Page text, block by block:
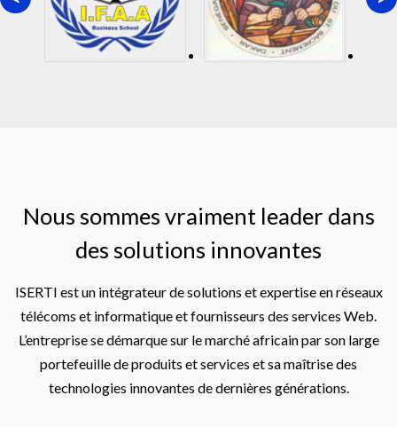
Nous sommes vraiment leader dans
des solutions innovantes
ISERTI est un intégrateur de solutions et expertise en réseaux
télécoms et informatique et fournisseurs des services Web.
L’entreprise se démarque sur le marché africain par son large
portefeuille de produits et services et sa maîtrise des
technologies innovantes de dernières générations.